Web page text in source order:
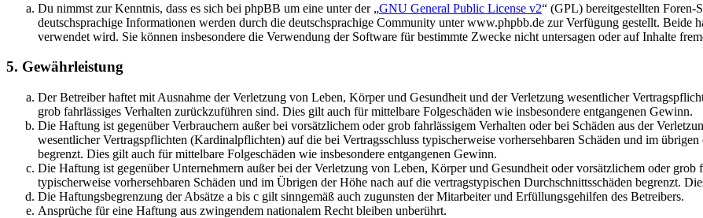
Du nimmst zur Kenntnis, dass es sich bei phpBB um eine unter der „GNU General Public License v2“ (GPL) bereitgestellten
deutschsprachige Informationen werden durch die deutschsprachige Community unter www.phpbb.de zur Verfügung gestellt. Beide
verwendet wird. Sie können insbesondere die Verwendung der Software für bestimmte Zwecke nicht untersagen oder auf Inhalte
5. Gewährleistung
Der Betreiber haftet mit Ausnahme der Verletzung von Leben, Körper und Gesundheit und der Verletzung wesentlicher
grob fahrlässiges Verhalten zurückzuführen sind. Dies gilt auch für mittelbare Folgeschäden wie insbesondere entgangenen Gewinn.
Die Haftung ist gegenüber Verbrauchern außer bei vorsätzlichem oder grob fahrlässigem Verhalten oder bei Schäden aus der
wesentlicher Vertragspflichten (Kardinalpflichten) auf die bei Vertragsschluss typischerweise vorhersehbaren Schäden und im
begrenzt. Dies gilt auch für mittelbare Folgeschäden wie insbesondere entgangenen Gewinn.
Die Haftung ist gegenüber Unternehmern außer bei der Verletzung von Leben, Körper und Gesundheit oder vorsätzlichem oder grob
typischerweise vorhersehbaren Schäden und im Übrigen der Höhe nach auf die vertragstypischen Durchschnittsschäden begrenzt.
Die Haftungsbegrenzung der Absätze a bis c gilt sinngemäß auch zugunsten der Mitarbeiter und Erfüllungsgehilfen des Betreibers.
Ansprüche für eine Haftung aus zwingendem nationalem Recht bleiben unberührt.